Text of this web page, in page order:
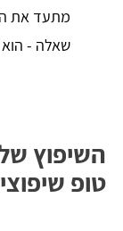
מתעד את
שאלה - הוא
השיפוץ
טופ